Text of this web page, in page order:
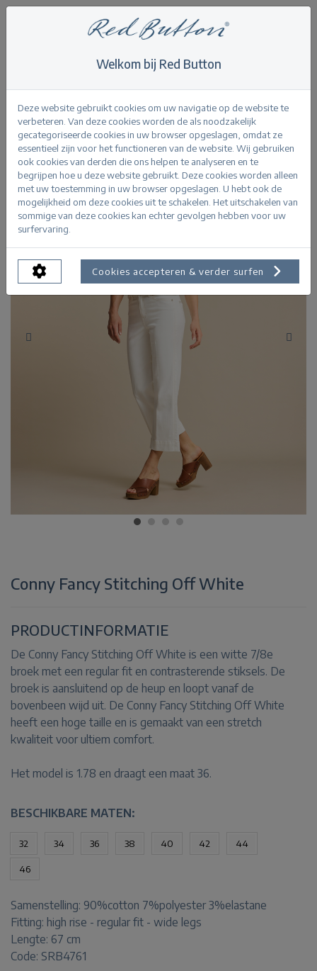
Conny Fancy Stitching Off White L26
Terug
Conny Fancy Stitching Off White
PRODUCTINFORMATIE
De Conny Fancy Stitching Off White is een witte 7/8e
broek met een regular fit en contrasterende stiksels. De
broek is aansluitend op de heup en loopt vanaf de
bovenbeen wijd uit. De Conny Fancy Stitching Off White
heeft een hoge taille en is gemaakt van een stretch
kwaliteit voor ultiem comfort.
Het model is 1.78 en draagt een maat 36.
BESCHIKBARE MATEN:
32 34 36 38 40 42 44
46
Samenstelling: 90%cotton 7%polyester 3%elastane
Fitting: high rise - regular fit - wide legs
Lengte: 67 cm
Code: SRB4761
Welkom bij Red Button
Deze website gebruikt cookies om uw navigatie op de website te
verbeteren. Van deze cookies worden de als noodzakelijk
gecategoriseerde cookies in uw browser opgeslagen, omdat ze
essentieel zijn voor het functioneren van de website. Wij gebruiken
ook cookies van derden die ons helpen te analyseren en te
begrijpen hoe u deze website gebruikt. Deze cookies worden alleen
met uw toestemming in uw browser opgeslagen. U hebt ook de
mogelijkheid om deze cookies uit te schakelen. Het uitschakelen van
sommige van deze cookies kan echter gevolgen hebben voor uw
surfervaring.
Cookies accepteren & verder surfen